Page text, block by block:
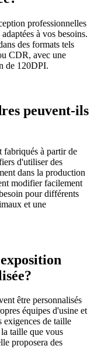
professionnelles
à vos besoins.
des formats tels
CDR, avec une
de 120DPI.
peuvent-ils
fabriqués à partir de
d'utiliser des
dans la production
modifier facilement
pour différents
et une
être personnalisés
équipes d'usine et
exigences de taille
taille que vous
proposera des